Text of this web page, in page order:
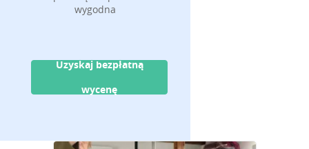
wygodna
Uzyskaj bezpłatną
wycenę